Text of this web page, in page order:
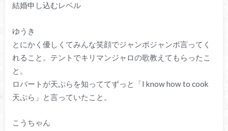
結婚申し込むレベル
ゆうき
とにかく優しくてみんな笑顔でジャンボジャンボ言ってく
れること。テントでキリマンジャロの歌教えてもらったこ
と。
ロバートが天ぷらを知っててずっと「I know how to cook
天ぷら」と言っていたこと。
こうちゃん